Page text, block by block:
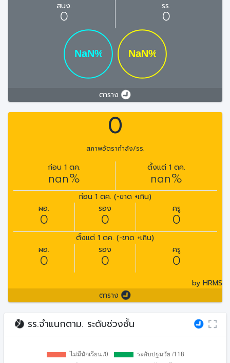
สนง.
0
รร.
0
ตาราง
0
สภาพอัตรากำลัง/รร.
ก่อน 1 ตค.
nan%
ตั้งแต่ 1 ตค.
nan%
ก่อน 1 ตค. (-ขาด +เกิน)
ผอ.
0
รอง
0
ครู
0
ตั้งแต่ 1 ตค. (-ขาด +เกิน)
ผอ.
0
รอง
0
ครู
0
by HRMS
ตาราง
รร.จำแนกตาม. ระดับช่วงชั้น